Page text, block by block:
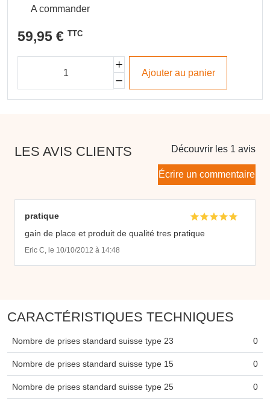
A commander
59,95 € TTC
Ajouter au panier
LES AVIS CLIENTS Découvrir les 1 avis
Écrire un commentaire
pratique
gain de place et produit de qualité tres pratique
Eric C, le 10/10/2012 à 14:48
CARACTÉRISTIQUES TECHNIQUES
Nombre de prises standard suisse type 23 0
Nombre de prises standard suisse type 15 0
Nombre de prises standard suisse type 25 0